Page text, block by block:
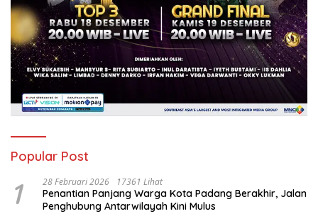
Popular Post
1 28 Februari 2026 17361 Lihat
Penantian Panjang Warga Kota Padang Berakhir, Jalan
Penghubung Antarwilayah Kini Mulus